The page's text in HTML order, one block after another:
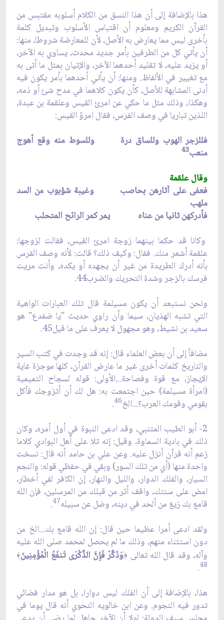
هذا بالإضافة إلى أن هذا النسق من الكلام أسلوبه مقتبس من
القرآن الكريم ومعلوم أن اقتباس الأسلوب وتبديل كلمة
بأخرى ليس مما يعارض به الأصل، لأن للمعارضة شروطا، منها:
أن يأتي كل من الطرفين بأمر جديد محدث، يساوي به الآخر،
أو يزيد عليه، لا تقليد أحدهما الآخر، والإتيان بمثل ما أتى به
مع تغيير في الألفاظ. ومنها: أن يأتي أحدهما بأمر يكون فيه
أدنى المشابهة للأصل، كأن يكون كلاهما في مدح شئ أو ذمه،
وهكذا، وذلك مثل ما حكي عن امرئ القيس وعلقمة بن عبدة،
اللذين تباريا في وصف الفرس، فقال امرؤ القيس:
فللزجر الهوب وللساق درة وللسوط منه وقع أهوج
منعب43
وقال علقمة
فعفى على آثارهن بحاصب وغيبة شؤبوب من السد
ملهب
فأدركهن ثانيا من عناه يمر كمر الرائح المتحلب
وكانا قد حكما بينهما زوجة امرئ القيس، فقالت لزوجها:
علقمة أشعر منك. فقال: وكيف ذلك؟ قالت: لأنه وصف الفرس
بأنه أدرك الطريدة من غير أن يجهده أو يكده، وأنت مريت
فرسك بالزجر وشدة التحريك والضرب44.
ونحن نستبعد أن يكون مسيلمة قال تلك العبارات الواهية
التي تشبه الهذيان، سيما وأن راوي حديث "يا ضفدع" هو
سعيد بن نشيط، وهو مجهول لا يعرف على ما قيل45.
مضافاً إلى أن بعض العلماء قال: إنه قد وجدت في كتب السير
والتاريخ كلمات أخرى غير ما عارض القرآن، كلها موجزة غاية
الإيجاز، مع قوة وفصاحة...الأولى: قوله لسجاح التميمية
(امرأة مسيلمة) حين اجتمعت به: هل لك أن أتزوجك فآكل
بقومي وقومك العرب؟...الخ46
.
2- أبو الطيب المتنبي، وقد ادعى النبوة في أول أمره، وكان
ذلك في بادية السماوة، وقيل: إنه تلا على أهل البوادي كلاما
زعم أنه قرآن أنزل عليه. وعن علي بن حامد أنه قال: نسخت
واحدة منها (أي من تلك السور) وبقي في حفظي قوله: والنجم
السيار، والفلك الدوار، والليل والنهار، إن الكافر لفي أخطار،
امض على سنتك، واقف أثر من قبلك من المرسلين، فإن الله
قامع بك زيغ من ألحد في دينه، وضل عن سبيله47
.
ولقد ادعى أمرا عظيما حين قال: إن الله قامع بك...الخ من
دون استثناء منهم، وذلك ما لم يحصل لمحمد صلى الله عليه
وآله، وقد قال الله تعالى ﴿وَذَكِّرْ فَإِنَّ الذِّكْرَى تَنفَعُ الْمُؤْمِنِينَ﴾
48
.
هذا، بالإضافة إلى أن الفلك ليس دوارا، بل هو مدار فضائي
تدور فيه النجوم. وعن ابن خالويه النحوي أنه قال يوما في